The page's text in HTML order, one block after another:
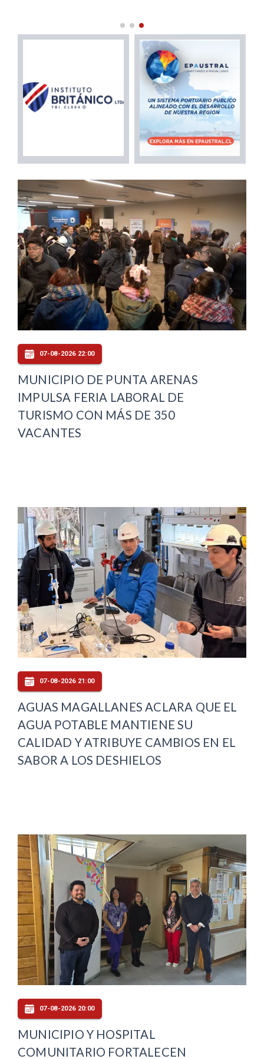
07-08-2026 22:00
MUNICIPIO DE PUNTA ARENAS
IMPULSA FERIA LABORAL DE
TURISMO CON MÁS DE 350
VACANTES
07-08-2026 21:00
AGUAS MAGALLANES ACLARA QUE EL
AGUA POTABLE MANTIENE SU
CALIDAD Y ATRIBUYE CAMBIOS EN EL
SABOR A LOS DESHIELOS
07-08-2026 20:00
MUNICIPIO Y HOSPITAL
COMUNITARIO FORTALECEN